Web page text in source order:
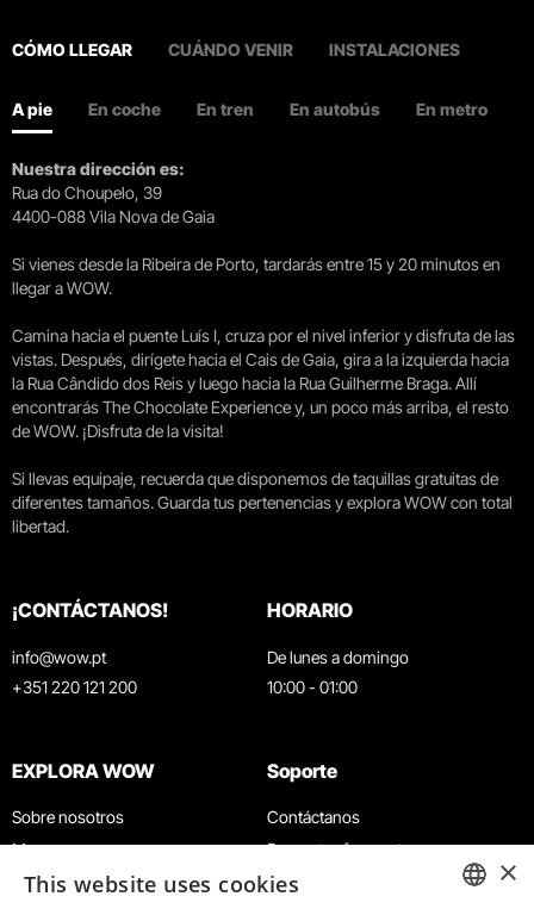
CÓMO LLEGAR CUÁNDO VENIR INSTALACIONES
A pie En coche En tren En autobús En metro
Nuestra dirección es:
Rua do Choupelo, 39
4400-088 Vila Nova de Gaia
Si vienes desde la Ribeira de Porto, tardarás entre 15 y 20 minutos en
llegar a WOW.
Camina hacia el puente Luís I, cruza por el nivel inferior y disfruta de las
vistas. Después, dirígete hacia el Cais de Gaia, gira a la izquierda hacia
la Rua Cândido dos Reis y luego hacia la Rua Guilherme Braga. Allí
encontrarás The Chocolate Experience y, un poco más arriba, el resto
de WOW. ¡Disfruta de la visita!
Si llevas equipaje, recuerda que disponemos de taquillas gratuitas de
diferentes tamaños. Guarda tus pertenencias y explora WOW con total
libertad.
¡CONTÁCTANOS!
info@wow.pt
+351 220 121 200
HORARIO
De lunes a domingo
10:00 - 01:00
EXPLORA WOW
Sobre nosotros
Museos
Agenda
Soporte
Contáctanos
Preguntas frecuentes
Términos y condiciones
×
This website uses cookies